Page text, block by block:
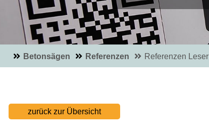
Betonsägen Referenzen Referenzen Leser
zurück zur Übersicht